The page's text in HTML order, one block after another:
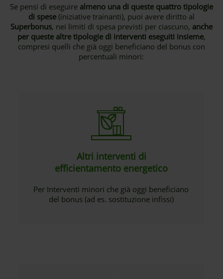
Se pensi di eseguire almeno una di queste quattro tipologie
di spese(iniziative trainanti), puoi avere diritto al
Superbonus, nei limiti di spesa previsti per ciascuno, anche
per queste altre tipologie di interventi eseguiti insieme,
compresi quelli che già oggi beneficiano del bonus con
percentuali minori:
Altri interventi di
efficientamento energetico
Per Interventi minori che già oggi beneficiano
del bonus (ad es. sostituzione infissi)